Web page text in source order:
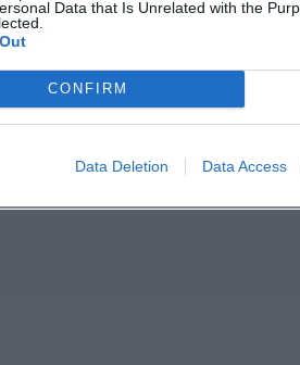
Data that Is Unrelated with the
CONFIRM
Data Deletion Data Access
unavailable